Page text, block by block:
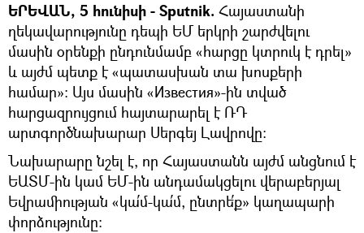
ԵՐԵՎԱՆ, 5 հունիսի - Sputnik. Հայաստանի
ղեկավարությունը դեպի ԵՄ երկրի շարժվելու
մասին օրենքի ընդունմամբ «հարցը կտրուկ է դրել»
և այժմ պետք է «պատասխան տա խոսքերի
համար»։ Այս մասին «Известия»-ին տված
հարցազրույցում հայտարարել է ՌԴ
արտգործնախարար Սերգեյ Լավրովը։
Նախարարը նշել է, որ Հայաստանն այժմ անցնում է
ԵԱՏՄ-ին կամ ԵՄ-ին անդամակցելու վերաբերյալ
Եվրամիության «կա՛մ-կա՛մ, ընտրե՛ք» կաղապարի
փորձությունը։